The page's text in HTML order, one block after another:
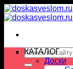
Skip
to
Искать:
КАТАЛОГ
Доски